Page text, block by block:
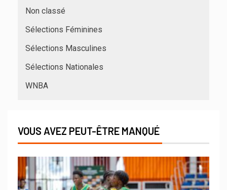
Non classé
Sélections Féminines
Sélections Masculines
Sélections Nationales
WNBA
VOUS AVEZ PEUT-ÊTRE MANQUÉ